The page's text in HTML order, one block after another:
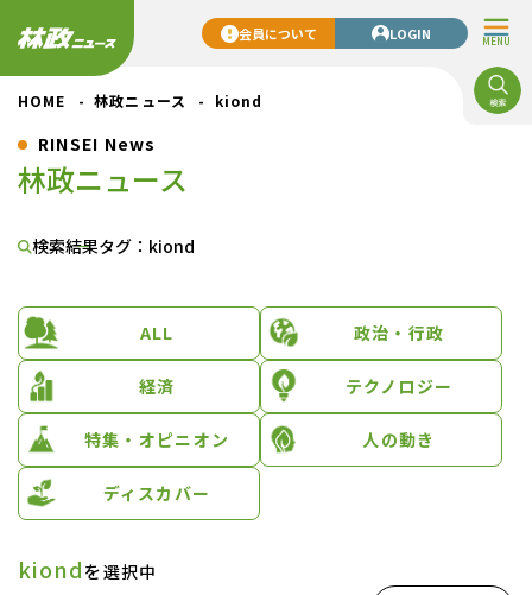
MENU
会員について LOGIN
HOME 林政ニュース kiond
RINSEI News
林政ニュース
検索結果タグ：kiond
ALL 政治・行政
経済 テクノロジー
特集・オピニオン 人の動き
ディスカバー
kiond を選択中